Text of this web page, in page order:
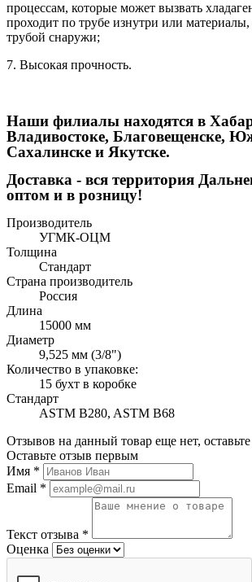
процессам, которые может вызвать
проходит по трубе изнутри или
трубой снаружи;
7. Высокая прочность.
Наши филиалы находятся в
Владивостоке, Благовещенске,
Сахалинске и Якутске.
Доставка - вся территория
оптом и в розницу!
Производитель
УГМК-ОЦМ
Толщина
Стандарт
Страна производитель
Россия
Длина
15000 мм
Диаметр
9,525 мм (3/8")
Количество в упаковке:
15 бухт в коробке
Стандарт
ASTM B280, ASTM B68
Отзывов на данный товар еще нет,
Оставьте отзыв первым
Имя *
Email *
Текст отзыва *
Оценка